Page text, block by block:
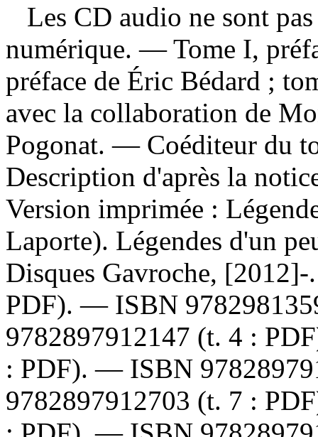
Les CD audio ne sont
numérique. — Tome I,
préface de Éric Bédard ;
avec la collaboration de
Pogonat. — Coéditeur du
Description d'après la
Version imprimée :
Laporte). Légendes d'un
Disques Gavroche,
PDF). — ISBN
9782897912147 (t. 4 :
: PDF). — ISBN
9782897912703 (t. 7 :